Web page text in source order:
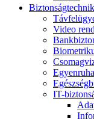
Video
IT-